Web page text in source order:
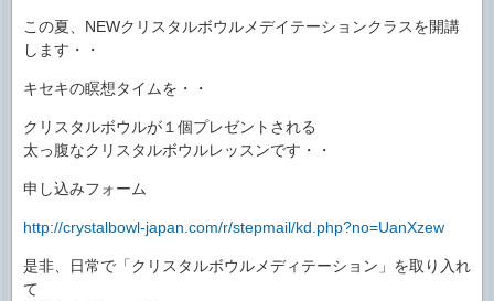
この夏、NEWクリスタルボウルメデイテーションクラスを開講
します・・
キセキの瞑想タイムを・・
クリスタルボウルが１個プレゼントされる
太っ腹なクリスタルボウルレッスンです・・
申し込みフォーム
http://crystalbowl-japan.com/r/stepmail/kd.php?no=UanXzew
是非、日常で「クリスタルボウルメディテーション」を取り入れ
て